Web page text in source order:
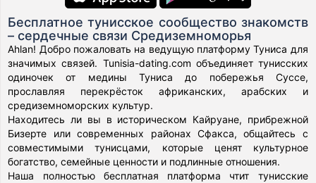
Бесплатное тунисское сообщество знакомств
– сердечные связи Средиземноморья
Ahlan! Добро пожаловать на ведущую платформу Туниса для
значимых связей. Tunisia-dating.com объединяет тунисских
одиночек от медины Туниса до побережья Суссе,
прославляя перекрёсток африканских, арабских и
средиземноморских культур.
Находитесь ли вы в историческом Кайруане, прибрежной
Бизерте или современных районах Сфакса, общайтесь с
совместимыми тунисцами, которые ценят культурное
богатство, семейные ценности и подлинные отношения.
Наша полностью бесплатная платформа чтит тунисские